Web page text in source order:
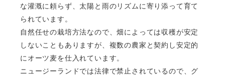
な灌漑に頼らず、太陽と雨のリズムに寄り添って育て
られています。
自然任せの栽培方法なので、畑によっては収穫が安定
しないこともありますが、複数の農家と契約し安定的
にオーツ麦を仕入れています。
ニュージーランドでは法律で禁止されているので、グ